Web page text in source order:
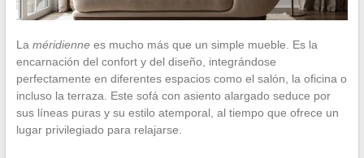
La méridiennees mucho más que un simple mueble. Es la
encarnación del confort y del diseño, integrándose
perfectamente en diferentes espacios como el salón, la oficina o
incluso la terraza. Este sofá con asiento alargado seduce por
sus líneas puras y su estilo atemporal, al tiempo que ofrece un
lugar privilegiado para relajarse.